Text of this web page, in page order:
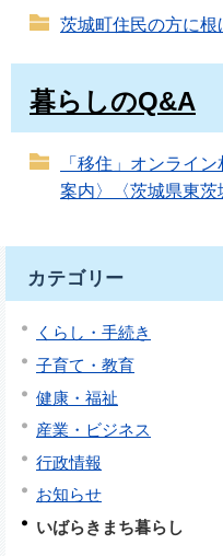
茨城町住民の方に根
暮らしのQ&A
「移住」オンライ
案内〉〈茨城県東茨
カテゴリー
くらし・手続き
子育て・教育
健康・福祉
産業・ビジネス
行政情報
お知らせ
いばらきまち暮らし